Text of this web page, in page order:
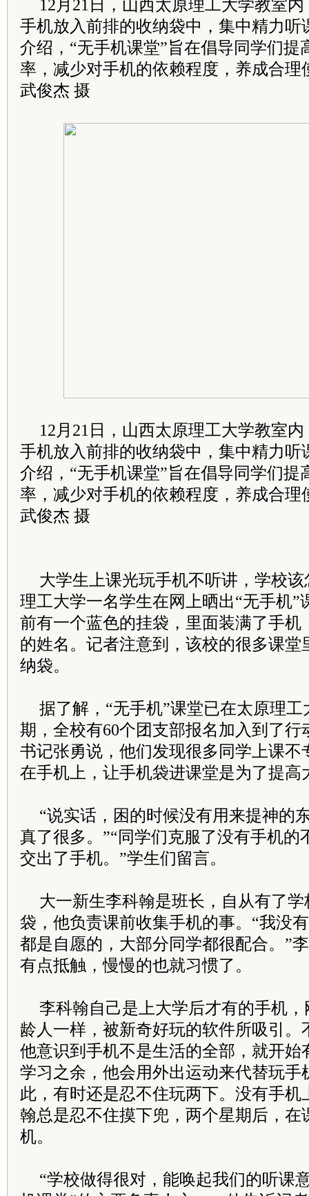
12月21日，山西太原理工大学教室
手机放入前排的收纳袋中，集中精力听
介绍，“无手机课堂”旨在倡导同学们提
率，减少对手机的依赖程度，养成合理
武俊杰 摄
12月21日，山西太原理工大学教室
手机放入前排的收纳袋中，集中精力听
介绍，“无手机课堂”旨在倡导同学们提
率，减少对手机的依赖程度，养成合理
武俊杰 摄
大学生上课光玩手机不听讲，学校
理工大学一名学生在网上晒出“无手机”
前有一个蓝色的挂袋，里面装满了手机
的姓名。记者注意到，该校的很多课堂
纳袋。
据了解，“无手机”课堂已在太原理
期，全校有60个团支部报名加入到了行
书记张勇说，他们发现很多同学上课不
在手机上，让手机袋进课堂是为了提高
“说实话，困的时候没有用来提神的
真了很多。”“同学们克服了没有手机的
交出了手机。”学生们留言。
大一新生李科翰是班长，自从有了
袋，他负责课前收集手机的事。“我没
都是自愿的，大部分同学都很配合。”
有点抵触，慢慢的也就习惯了。
李科翰自己是上大学后才有的手机
龄人一样，被新奇好玩的软件所吸引。
他意识到手机不是生活的全部，就开始
学习之余，他会用外出运动来代替玩手
此，有时还是忍不住玩两下。没有手机
翰总是忍不住摸下兜，两个星期后，在
机。
“学校做得很对，能唤起我们的听课